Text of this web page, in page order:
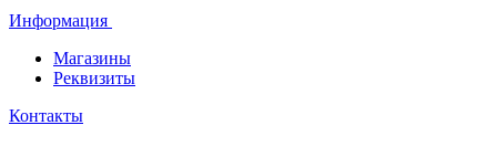
Информация
Магазины
Реквизиты
Контакты